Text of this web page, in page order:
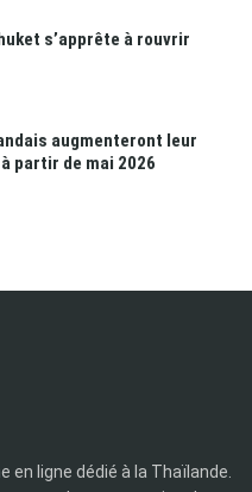
s’apprête à rouvrir
augmenteront leur
partir de mai 2026
en ligne dédié à la Thaïlande.